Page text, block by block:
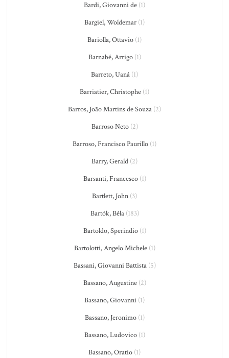
Bardi, Giovanni de (1)
Bargiel, Woldemar (1)
Bariolla, Ottavio (1)
Barnabé, Arrigo(1)
Barreto, Uaná (1)
Barriatier, Christophe (1)
Barros, João Martins de Souza (2)
Barroso Neto(2)
Barroso, Francisco Paurillo (1)
Barry, Gerald (2)
Barsanti, Francesco(1)
Bartlett, John (3)
Bartók, Béla(183)
Bartoldo, Sperindio(1)
Bartolotti, Angelo Michele(1)
Bassani, Giovanni Battista(5)
Bassano, Augustine(2)
Bassano, Giovanni (1)
Bassano, Jeronimo(1)
Bassano, Ludovico(1)
Bassano, Oratio (1)